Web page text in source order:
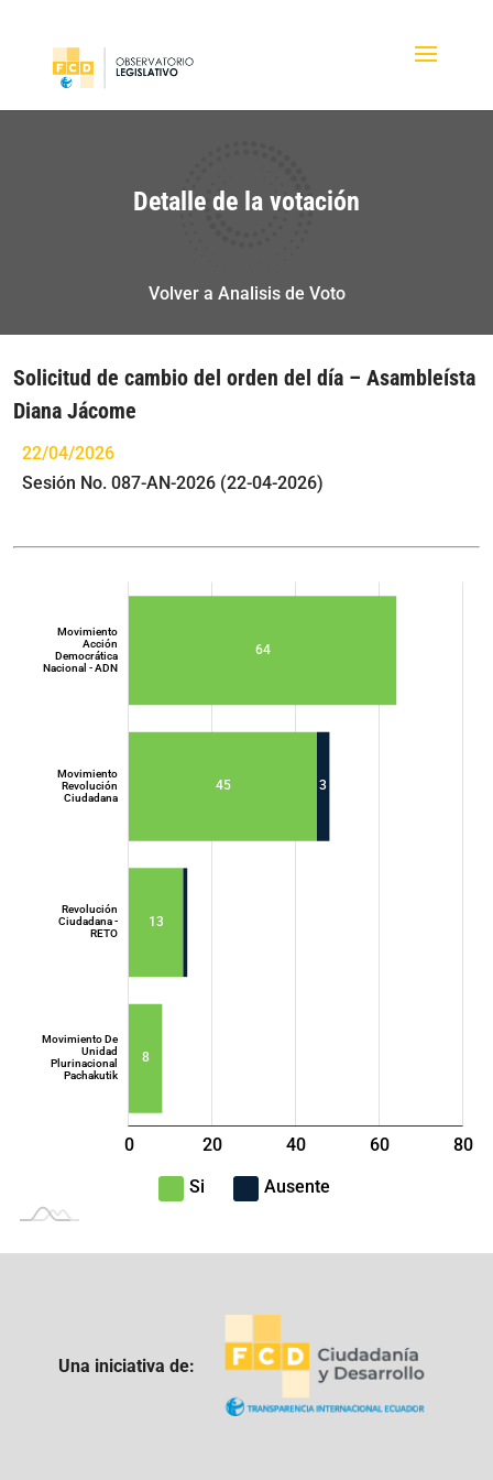
Detalle de la votación
Volver a Analisis de Voto
Solicitud de cambio del orden del día – Asambleísta
Diana Jácome
22/04/2026
Sesión No. 087-AN-2026 (22-04-2026)
8
13
45
64
3
Movimiento De
Unidad
Plurinacional
Pachakutik
Revolución
Ciudadana -
RETO
Movimiento
Revolución
Ciudadana
Movimiento
Acción
Democrática
Nacional - ADN
L
-40
-20
0 20 40 60 80
100
Si
Ausente
Una iniciativa de: